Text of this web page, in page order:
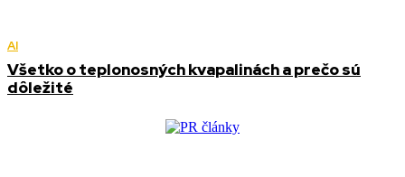
AI
Všetko o teplonosných kvapalinách a prečo sú
dôležité